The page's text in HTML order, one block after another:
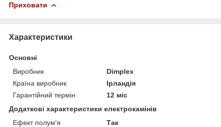
Приховати
Характеристики
Основні
Виробник
Dimplex
Країна виробник
Ірландія
Гарантійний термін
12 міс
Додаткові характеристики електрокамінів
Ефект полум'я
Так